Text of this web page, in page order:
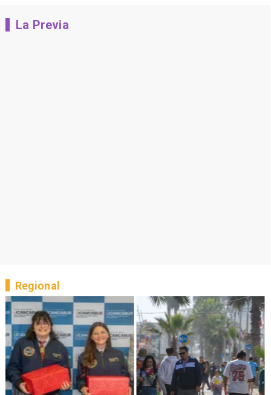
La Previa
Regional